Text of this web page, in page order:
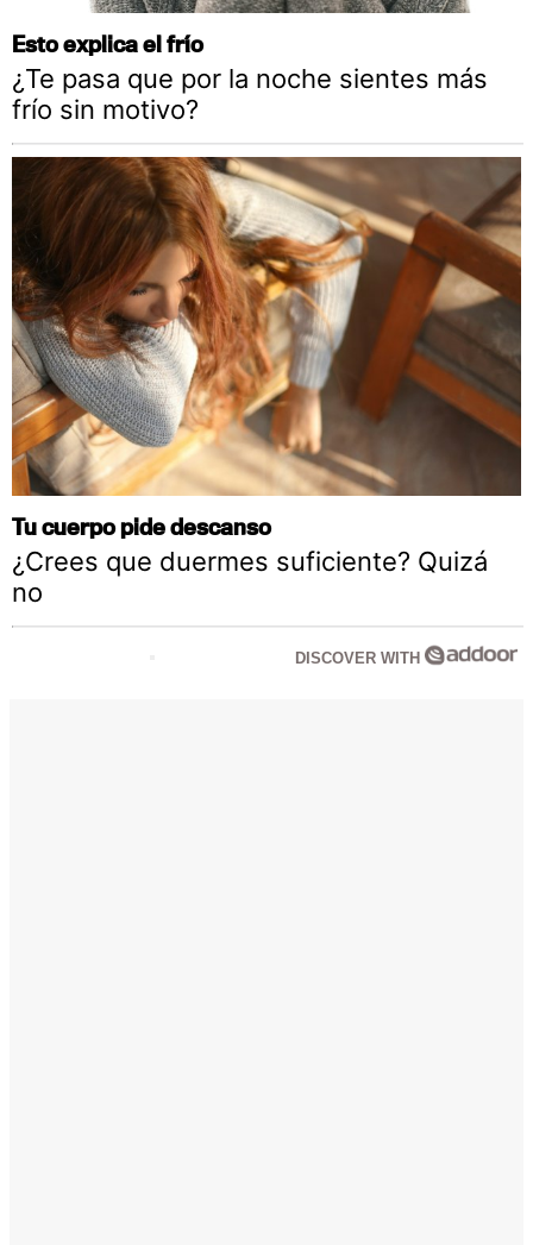
Esto explica el frío
¿Te pasa que por la noche sientes más
frío sin motivo?
Tu cuerpo pide descanso
¿Crees que duermes suficiente? Quizá
no
DISCOVER WITH